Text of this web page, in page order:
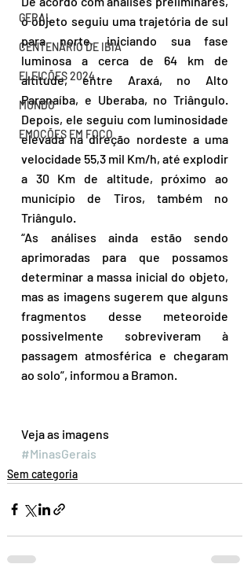
GERAL
CENTENÁRIO DE IBIÁ
ELEIÇÕES 2024
MUNDO
EMOÇÕES EM FOCO
o objeto seguiu uma trajetória de sul
para norte, iniciando sua fase
luminosa a cerca de 64 km de
altitude, entre Araxá, no Alto
Paranaíba, e Uberaba, no Triângulo.
Depois, ele seguiu com luminosidade
elevada na direção nordeste a uma
velocidade 55,3 mil Km/h, até explodir
a 30 Km de altitude, próximo ao
município de Tiros, também no
Triângulo.
“As análises ainda estão sendo
aprimoradas para que possamos
determinar a massa inicial do objeto,
mas as imagens sugerem que alguns
fragmentos desse meteoroide
possivelmente sobreviveram à
passagem atmosférica e chegaram
ao solo”, informou a Bramon.
Veja as imagens
#MinasGerais
Sem categoria